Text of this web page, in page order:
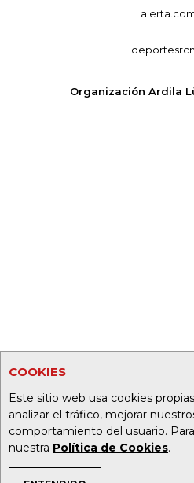
COOKIES
Este sitio web usa cookies
analizar el tráfico, mejorar
comportamiento del usuario.
nuestra Política de Cookies.
Organización Ardila